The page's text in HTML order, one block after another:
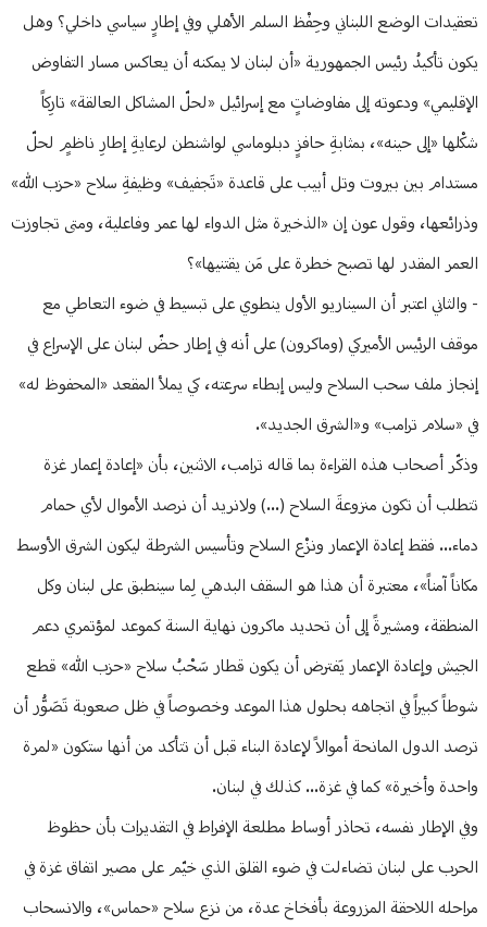
تعقيدات الوضع اللبناني وحِفْظ السلم الأهلي وفي إطارٍ سياسي داخلي؟ وهل
يكون تأكيدُ رئيس الجمهورية «أن لبنان لا يمكنه أن يعاكس مسار التفاوض
الإقليمي» ودعوته إلى مفاوضاتٍ مع إسرائيل «لحلّ المشاكل العالقة» تارِكاً
شكْلها «إلى حينه»، بمثابةِ حافزٍ دبلوماسي لواشنطن لرعايةِ إطارِ ناظمٍ لحلّ
مستدام بين بيروت وتل أبيب على قاعدة «تَجفيف» وظيفةِ سلاح «حزب الله»
وذرائعها، وقول عون إن «الذخيرة مثل الدواء لها عمر وفاعلية، ومتى تجاوزت
العمر المقدر لها تصبح خطرة على مَن يقتنيها»؟
- والثاني اعتبر أن السيناريو الأول ينطوي على تبسيط في ضوء التعاطي مع
موقف الرئيس الأميركي (وماكرون) على أنه في إطار حضّ لبنان على الإسراع في
إنجاز ملف سحب السلاح وليس إبطاء سرعته، كي يملأ المقعد «المحفوظ له»
في «سلام ترامب» و«الشرق الجديد».
وذكّر أصحاب هذه القراءة بما قاله ترامب، الاثنين، بأن «إعادة إعمار غزة
تتطلب أن تكون منزوعةَ السلاح (...) ولانريد أن نرصد الأموال لأي حمام
دماء... فقط إعادة الإعمار ونزْع السلاح وتأسيس الشرطة ليكون الشرق الأوسط
مكاناً آمناً»، معتبرة أن هذا هو السقف البدهي لِما سينطبق على لبنان وكل
المنطقة، ومشيرةً إلى أن تحديد ماكرون نهاية السنة كموعد لمؤتمري دعم
الجيش وإعادة الإعمار يَفترض أن يكون قطار سَحْبُ سلاح «حزب الله» قطع
شوطاً كبيراً في اتجاهه بحلول هذا الموعد وخصوصاً في ظل صعوبة تَصَوُّر أن
ترصد الدول المانحة أموالاً لإعادة البناء قبل أن تتأكد من أنها ستكون «لمرة
واحدة وأخيرة» كما في غزة... كذلك في لبنان.
وفي الإطار نفسه، تحاذر أوساط مطلعة الإفراط في التقديرات بأن حظوظ
الحرب على لبنان تضاءلت في ضوء القلق الذي خيّم على مصير اتفاق غزة في
مراحله اللاحقة المزروعة بأفخاخ عدة، من نزع سلاح «حماس»، والانسحاب